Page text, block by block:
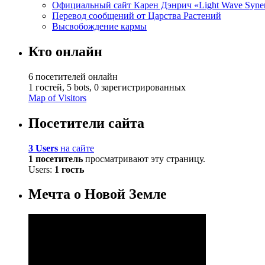
Официальный сайт Карен Дэнрич «Light Wave
Перевод сообщений от Царства Растений
Высвобождение кармы
Кто онлайн
6 посетителей онлайн
1 гостей, 5 bots, 0 зарегистрированных
Map of Visitors
Посетители сайта
3 Users на сайте
1 посетитель просматривают эту страницу.
Users: 1 гость
Мечта о Новой Земле